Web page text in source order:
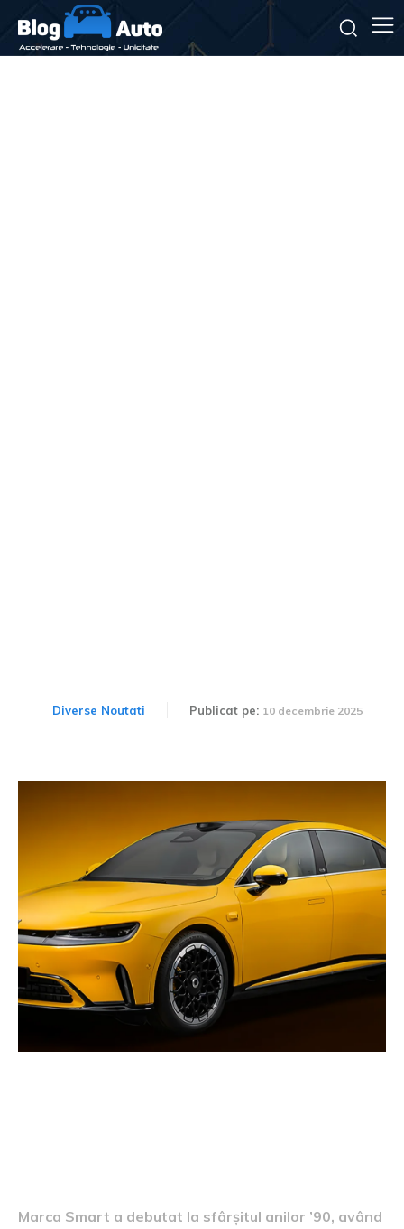
Diverse Noutati Publicat pe: 10 decembrie 2025
Marca Smart a debutat la sfârșitul anilor ’90, având